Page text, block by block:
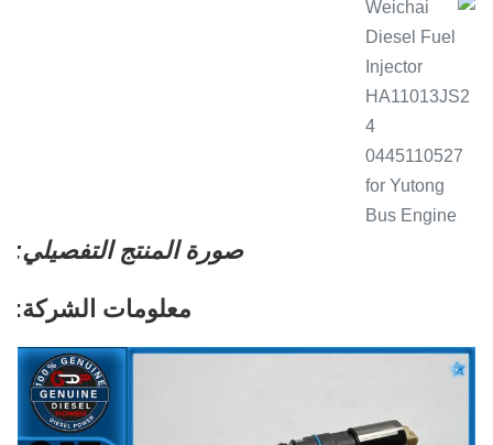
صورة المنتج التفصيلي:
معلومات الشركة: